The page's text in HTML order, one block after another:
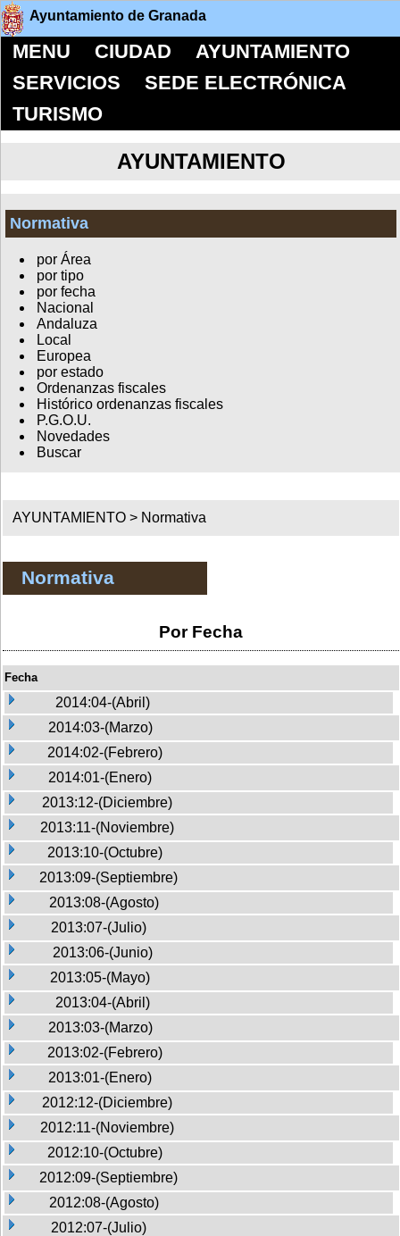
Ayuntamiento de Granada
MENU CIUDAD
AYUNTAMIENTO
SERVICIOS
SEDE ELECTRÓNICA
TURISMO
AYUNTAMIENTO
Normativa
por Área
por tipo
por fecha
Nacional
Andaluza
Local
Europea
por estado
Ordenanzas fiscales
Histórico ordenanzas fiscales
P.G.O.U.
Novedades
Buscar
AYUNTAMIENTO > Normativa
Normativa
Por Fecha
Fecha
2014:04-(Abril)
2014:03-(Marzo)
2014:02-(Febrero)
2014:01-(Enero)
2013:12-(Diciembre)
2013:11-(Noviembre)
2013:10-(Octubre)
2013:09-(Septiembre)
2013:08-(Agosto)
2013:07-(Julio)
2013:06-(Junio)
2013:05-(Mayo)
2013:04-(Abril)
2013:03-(Marzo)
2013:02-(Febrero)
2013:01-(Enero)
2012:12-(Diciembre)
2012:11-(Noviembre)
2012:10-(Octubre)
2012:09-(Septiembre)
2012:08-(Agosto)
2012:07-(Julio)